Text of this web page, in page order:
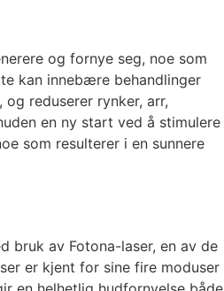
og fornye seg, noe som
kan innebære behandlinger
reduserer rynker, arr,
en ny start ved å stimulere
som resulterer i en sunnere
bruk av Fotona-laser, en av de
er kjent for sine fire moduser